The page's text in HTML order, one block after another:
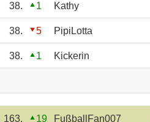
38. 1 Kathy
38. 5 PipiLotta
38. 1 Kickerin
163. 19 FußballFan007